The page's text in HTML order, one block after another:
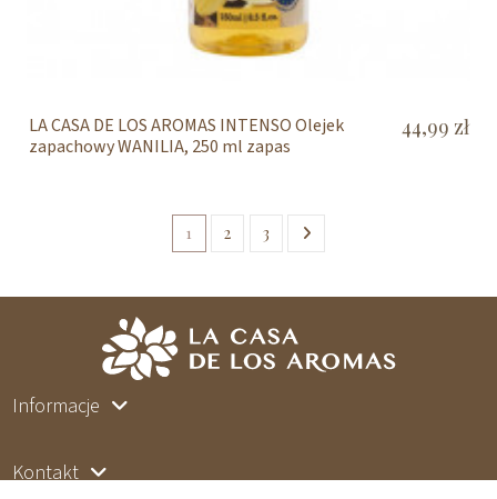
LA CASA DE LOS AROMAS INTENSO Olejek
zapachowy WANILIA, 250 ml zapas
44,99 zł
1 2 3
Informacje
Kontakt